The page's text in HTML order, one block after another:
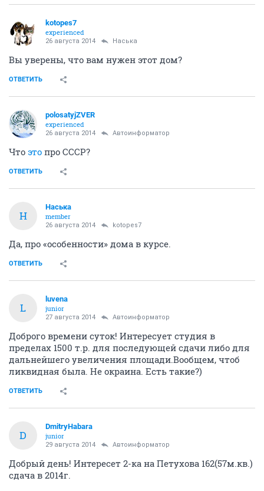
kotopes7
experienced
26 августа 2014 Наська
Вы уверены, что вам нужен этот дом?
ОТВЕТИТЬ
polosatyjZVER
experienced
26 августа 2014 Автоинформатор
Что это про СССР?
ОТВЕТИТЬ
Н
Наська
member
26 августа 2014 kotopes7
Да, про «особенности» дома в курсе.
ОТВЕТИТЬ
L
luvena
junior
27 августа 2014 Автоинформатор
Доброго времени суток! Интересует студия в
пределах 1500 т.р. для последующей сдачи либо для
дальнейшего увеличения площади.Вообщем, чтоб
ликвидная была. Не окраина. Есть такие?)
ОТВЕТИТЬ
D
DmitryHabara
junior
29 августа 2014 Автоинформатор
Добрый день! Интересет 2-ка на Петухова 162(57м.кв.)
сдача в 2014г.